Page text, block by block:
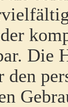
Die
den